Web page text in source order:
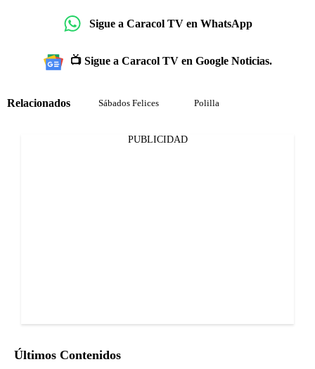
Sigue a Caracol TV en WhatsApp
📺 Sigue a Caracol TV en Google Noticias.
Relacionados Sábados Felices Polilla
PUBLICIDAD
Últimos Contenidos